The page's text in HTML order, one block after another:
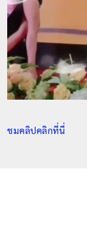
ชมคลิปคลิกที่นี่